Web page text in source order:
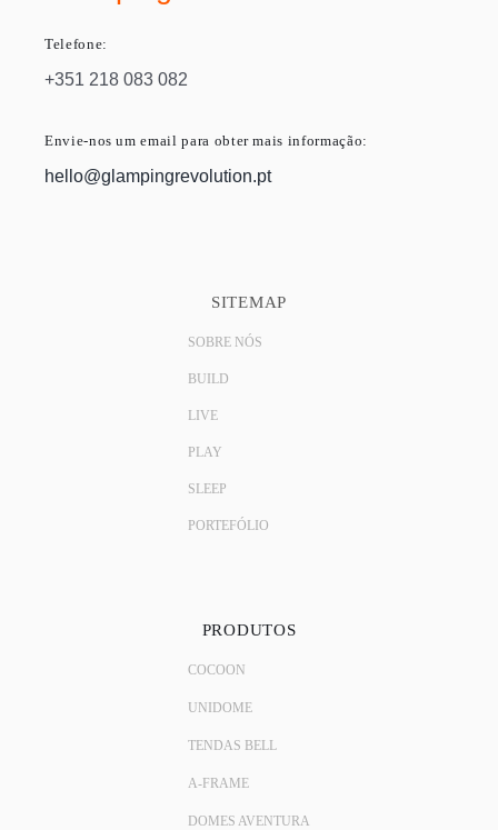
Telefone:
+351 218 083 082
Envie-nos um email para obter mais informação:
hello@glampingrevolution.pt
SITEMAP
SOBRE NÓS
BUILD
LIVE
PLAY
SLEEP
PORTEFÓLIO
PRODUTOS
COCOON
UNIDOME
TENDAS BELL
A-FRAME
DOMES AVENTURA